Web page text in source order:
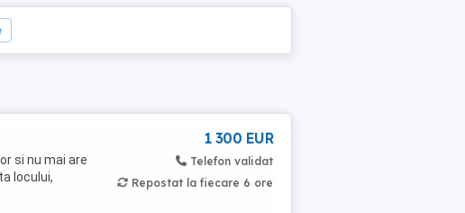
si nu mai are
locului,
1 300 EUR
Telefon validat
Repostat la fiecare 6 ore